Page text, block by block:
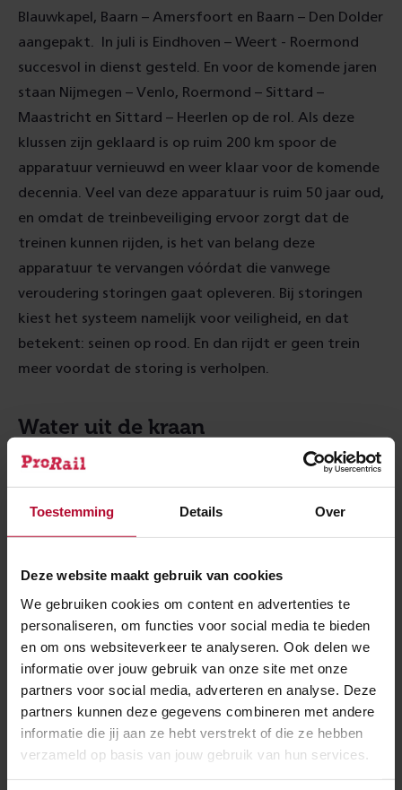
Toestemming Details Over
Deze website maakt gebruik van cookies
We gebruiken cookies om content en advertenties te
personaliseren, om functies voor social media te bieden
en om ons websiteverkeer te analyseren. Ook delen we
informatie over jouw gebruik van onze site met onze
partners voor social media, adverteren en analyse. Deze
partners kunnen deze gegevens combineren met andere
informatie die jij aan ze hebt verstrekt of die ze hebben
verzameld op basis van jouw gebruik van hun services.
Blauwkapel, Baarn – Amersfoort en Baarn – Den Dolder
aangepakt. In juli is Eindhoven – Weert - Roermond
succesvol in dienst gesteld. En voor de komende jaren
staan Nijmegen – Venlo, Roermond – Sittard –
Maastricht en Sittard – Heerlen op de rol. Als deze
klussen zijn geklaard is op ruim 200 km spoor de
apparatuur vernieuwd en weer klaar voor de komende
decennia. Veel van deze apparatuur is ruim 50 jaar oud,
en omdat de treinbeveiliging ervoor zorgt dat de
treinen kunnen rijden, is het van belang deze
apparatuur te vervangen vóórdat die vanwege
veroudering storingen gaat opleveren. Bij storingen
kiest het systeem namelijk voor veiligheid, en dat
betekent: seinen op rood. En dan rijdt er geen trein
meer voordat de storing is verholpen.
Water uit de kraan
Treinbeveiliging is vergelijkbaar met het water uit de
kraan. Iedereen verwacht water als je een kraan
vraagt om lekkages en vervuiling te voorkomen. Zo
verwacht ook iedereen dat seinen gewoon werken,
overwegen op tijd dicht gaan en wissels de treinen de
goede kant op sturen. Maar ook daarvoor liggen er
vele kilometers aan leidingen onder de grond, en zijn
er schakelaars nodig. En ook díe moeten tijdig worden
onderhouden en vervangen.